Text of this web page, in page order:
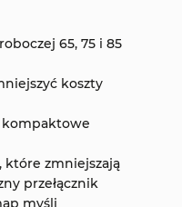
65, 75 i 85
koszty
kompaktowe
które zmniejszają
przełącznik
myśli